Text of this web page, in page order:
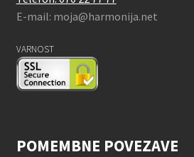
E-mail: moja@harmonija.net
VARNOST
POMEMBNE POVEZAVE